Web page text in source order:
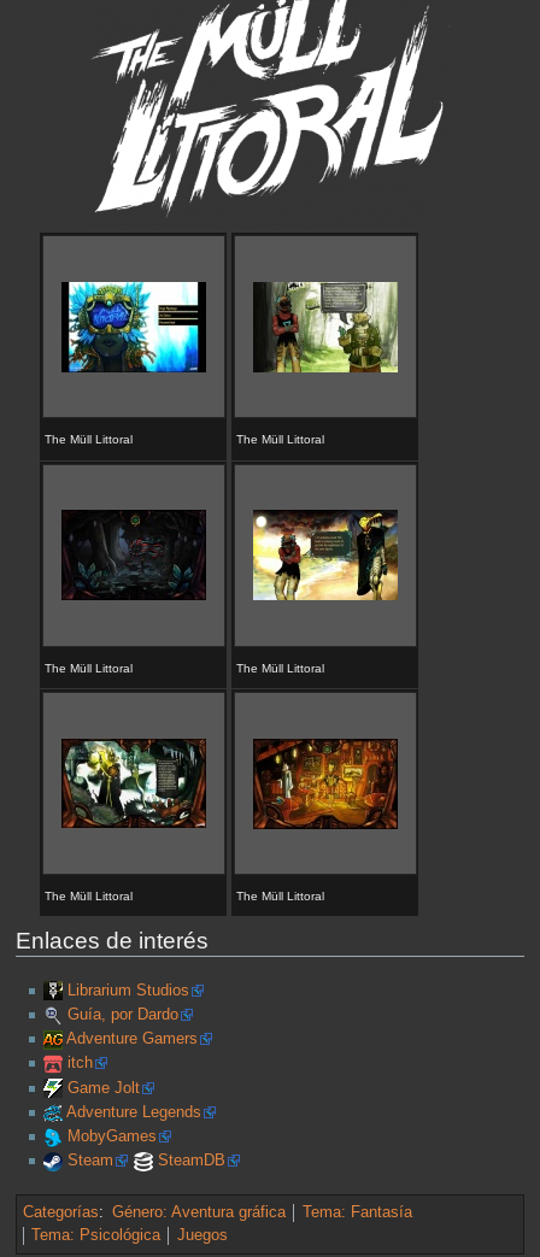
The Müll Littoral The Müll Littoral
The Müll Littoral The Müll Littoral
The Müll Littoral The Müll Littoral
Enlaces de interés
Librarium Studios
Guía, por Dardo
Adventure Gamers
itch
Game Jolt
Adventure Legends
MobyGames
Steam
SteamDB
Categorías: Género: Aventura gráfica
Tema: Fantasía
Tema: Psicológica
Juegos